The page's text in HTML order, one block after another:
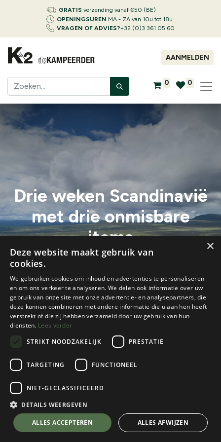
GRATIS verzending vanaf €50 (BE)
OPENINGSUREN MA - ZA van 10u tot 18u
VRAGEN OF ADVIES?+32 (0)3 361 05 60
AANMELDEN
0 0
Drie weken Scandinavië
met drie onmisbare
items
“Slecht weer bestaat niet, alleen slechte kledij!”
Alle blogs
Reisverslagen & inspiratie
Drie weken Scandinavië met drie onmisbare items
Tekst & foto's: Sara Melis
Scandinavië is een prachtige reisbestemming. K2-collega
×
Deze website maakt gebruik van
cookies.
We gebruiken cookies om inhoud en advertenties te personaliseren
en om ons verkeer te analyseren. We delen ook informatie over uw
gebruik van onze site met onze advertentie- en analysepartners, die
deze kunnen combineren met andere informatie die u aan hen heeft
verstrekt of die zij hebben verzameld door uw gebruik van hun
diensten. Lees verder
STRIKT NOODZAKELIJK
PRESTATIE
TARGETING FUNCTIONEEL
NIET-GECLASSIFICEERD
DETAILS WEERGEVEN
ALLES ACCEPTEREN ALLES AFWIJZEN